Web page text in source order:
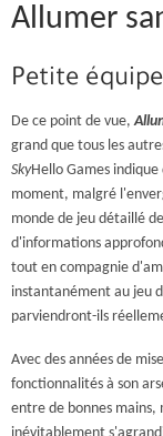
Allumer
Petite
De ce point de vue,
grand que tous les
SkyHello Games
moment, malgré
monde de jeu détaillé
d'informations
tout en compagnie
instantanément au jeu
parviendront-ils
Avec des années de
fonctionnalités à son
entre de bonnes mains,